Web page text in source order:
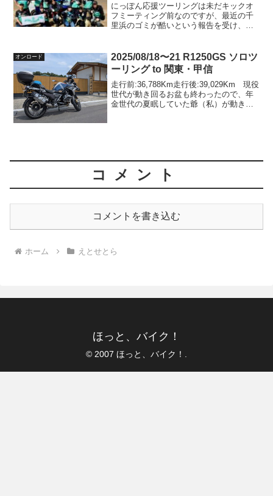
にっぽん応援ツーリングは未だキックオ
フミーティング前なのですが、最近の千
里浜のゴミが酷いという報告を受け、わ
ベントで、4/4には有志が民宿はまなすで
合宿するという...
オンロード
2025/08/18〜21 R1250GS ソロツ
ーリング to 関東・甲信
走行前:36,788Km走行後:39,029Km 現役
世代が動き回るお盆も終わったので、年
金世代の夏眠していた爺（私）が動き出
コメント
コメントを書き込む
ホーム えとせとら
ほっと、バイク！
© 2007 ほっと、バイク！.